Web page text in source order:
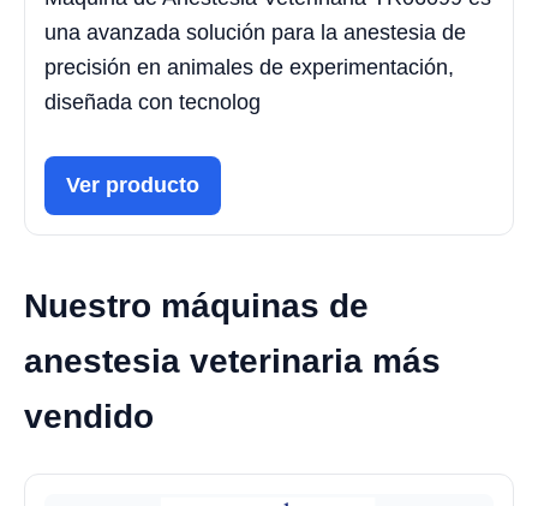
una avanzada solución para la anestesia de
precisión en animales de experimentación,
diseñada con tecnolog
Ver producto
Nuestro máquinas de
anestesia veterinaria más
vendido